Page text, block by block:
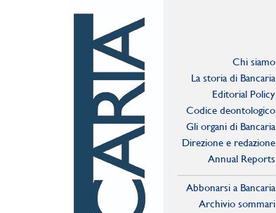
Chi siamo
La storia di Bancaria
Editorial Policy
Codice deontologico
Gli organi di Bancaria
Direzione e redazione
Annual Reports
Abbonarsi a Bancaria
Archivio sommari